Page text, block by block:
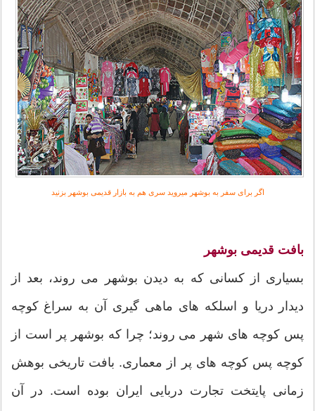
اگر برای سفر به بوشهر میروید سری هم به بازار قدیمی بوشهر بزنید
بافت قدیمی بوشهر
بسیاری از کسانی که به دیدن بوشهر می روند، بعد از
دیدار دریا و اسلکه های ماهی گیری آن به سراغ کوچه
پس کوچه های شهر می روند؛ چرا که بوشهر پر است از
کوچه پس کوچه های پر از معماری. بافت تاریخی بوهش
زمانی پایتخت تجارت دربایی ایران بوده است. در آن